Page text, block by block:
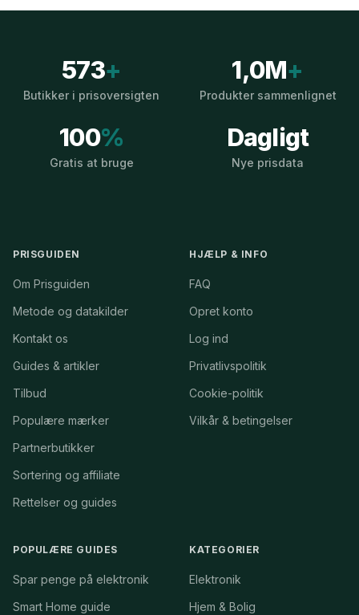
573+
Butikker i prisoversigten
1,0M+
Produkter sammenlignet
100%
Gratis at bruge
Dagligt
Nye prisdata
PRISGUIDEN
Om Prisguiden
Metode og datakilder
Kontakt os
Guides & artikler
Tilbud
Populære mærker
Partnerbutikker
Sortering og affiliate
Rettelser og guides
HJÆLP & INFO
FAQ
Opret konto
Log ind
Privatlivspolitik
Cookie-politik
Vilkår & betingelser
POPULÆRE GUIDES
Spar penge på elektronik
Smart Home guide
KATEGORIER
Elektronik
Hjem & Bolig